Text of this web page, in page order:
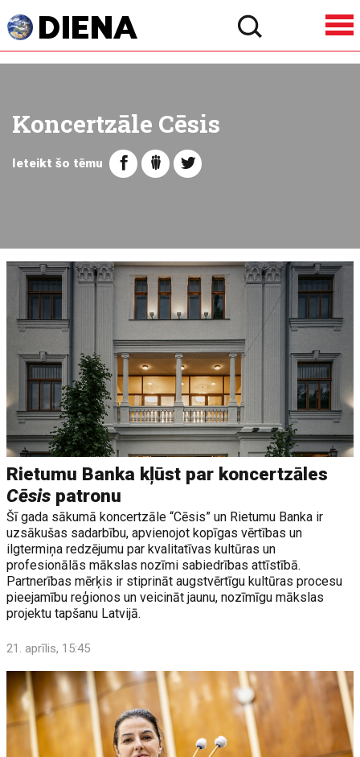
Koncertzāle Cēsis
Ieteikt šo tēmu
Rietumu Banka kļūst par koncertzāles
Cēsis patronu
Šī gada sākumā koncertzāle “Cēsis” un Rietumu Banka ir
uzsākušas sadarbību, apvienojot kopīgas vērtības un
ilgtermiņa redzējumu par kvalitatīvas kultūras un
profesionālās mākslas nozīmi sabiedrības attīstībā.
Partnerības mērķis ir stiprināt augstvērtīgu kultūras procesu
pieejamību reģionos un veicināt jaunu, nozīmīgu mākslas
projektu tapšanu Latvijā.
21. aprīlis, 15:45